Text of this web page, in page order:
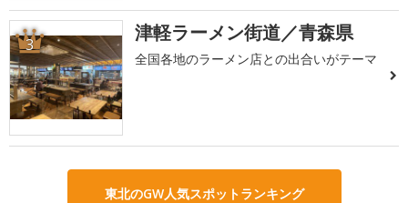
3 津軽ラーメン街道／青森県
全国各地のラーメン店との出合いがテーマ
東北のGW人気スポットランキング